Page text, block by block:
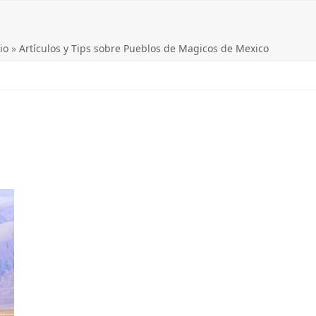
» Artículos y Tips sobre Pueblos de Magicos de Mexico